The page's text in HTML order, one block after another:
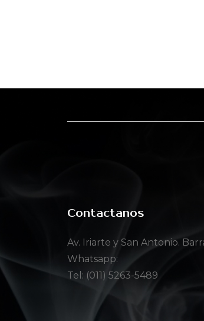
Contactanos
Av. Iriarte y San Antonio.
Whatsapp:
Tel: (011) 5263-5489